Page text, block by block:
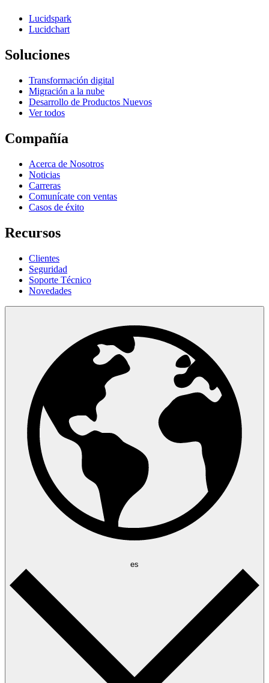
Lucidspark
Lucidchart
Soluciones
Transformación digital
Migración a la nube
Desarrollo de Productos Nuevos
Ver todos
Compañía
Acerca de Nosotros
Noticias
Carreras
Comunícate con ventas
Casos de éxito
Recursos
Clientes
Seguridad
Soporte Técnico
Novedades
es